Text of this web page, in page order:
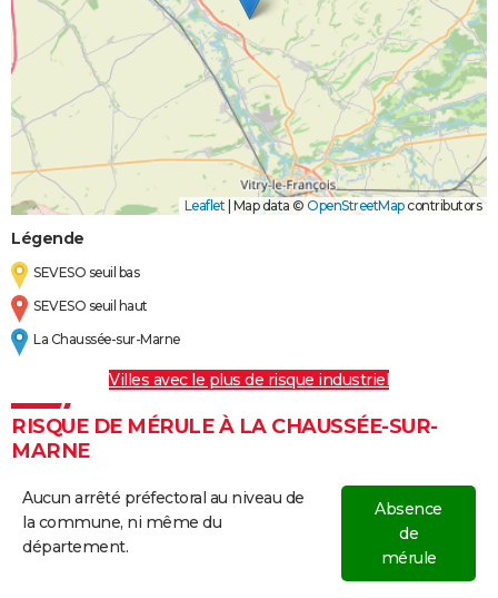
Leaflet Map data © OpenStreetMapcontributors
Légende
SEVESO seuil bas
SEVESO seuil haut
La Chaussée-sur-Marne
Villes avec le plus de risque industriel
RISQUE DE MÉRULE À LA CHAUSSÉE-SUR-
MARNE
Aucun arrêté préfectoral au niveau de
la commune, ni même du
département.
Absence
de
mérule